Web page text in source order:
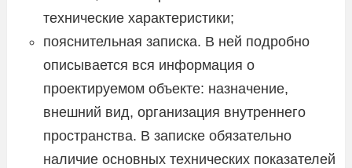
технические характеристики;
пояснительная записка. В ней подробно
описывается вся информация о
проектируемом объекте: назначение,
внешний вид, организация внутреннего
пространства. В записке обязательно
наличие основных технических показателей